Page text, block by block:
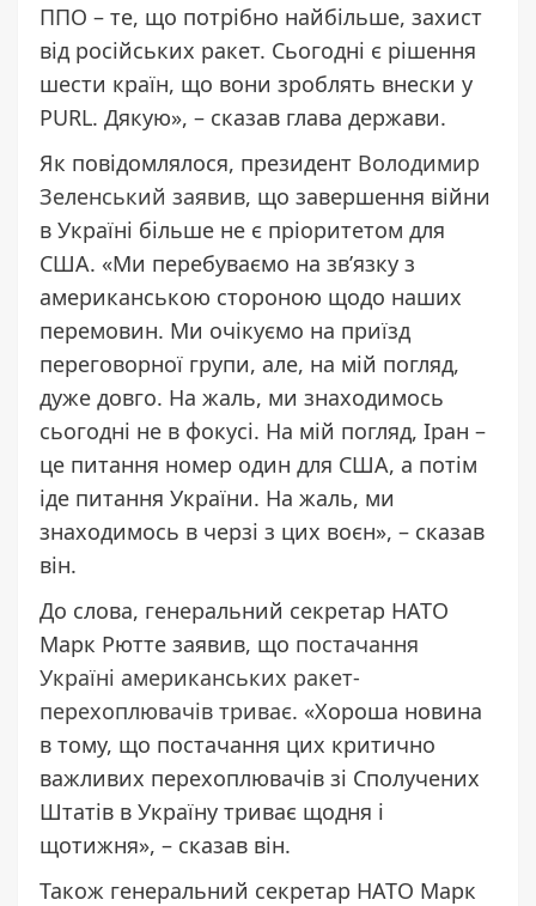
ППО – те, що потрібно найбільше, захист
від російських ракет. Сьогодні є рішення
шести країн, що вони зроблять внески у
PURL. Дякую», – сказав глава держави.
Як повідомлялося, президент Володимир
Зеленський заявив, що завершення війни
в Україні більше не є пріоритетом для
США. «Ми перебуваємо на зв’язку з
американською стороною щодо наших
перемовин. Ми очікуємо на приїзд
переговорної групи, але, на мій погляд,
дуже довго. На жаль, ми знаходимось
сьогодні не в фокусі. На мій погляд, Іран –
це питання номер один для США, а потім
іде питання України. На жаль, ми
знаходимось в черзі з цих воєн», – сказав
він.
До слова, генеральний секретар НАТО
Марк Рютте заявив, що постачання
Україні американських ракет-
перехоплювачів триває. «Хороша новина
в тому, що постачання цих критично
важливих перехоплювачів зі Сполучених
Штатів в Україну триває щодня і
щотижня», – сказав він.
Також генеральний секретар НАТО Марк